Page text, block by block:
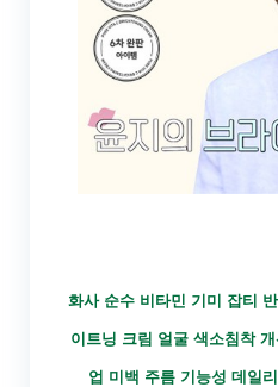
화사 순수 비타민 기미 잡티
이트닝 크림 얼굴 색소침착
업 미백 주름 기능성 데일